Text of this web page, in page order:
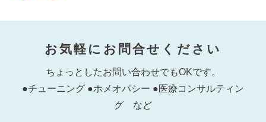
お気軽にお問合せください
ちょっとしたお問い合わせでもOKです。
●チューニング ●ホメオパシー ●医療コンサルティン
グ など